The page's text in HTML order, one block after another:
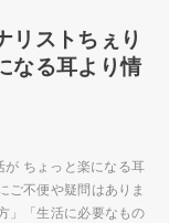
リストちぇり
なる耳より情
が ちょっと楽になる耳
ご不便や疑問はありま
」「生活に必要なもの